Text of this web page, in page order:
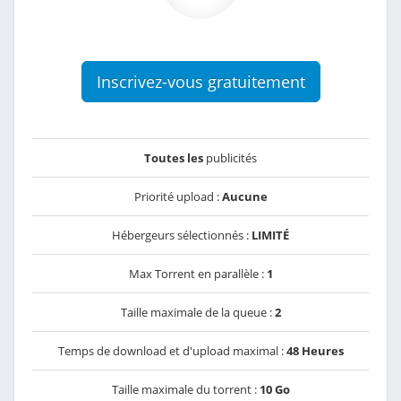
Inscrivez-vous gratuitement
Toutes les publicités
Priorité upload :Aucune
Hébergeurs sélectionnés : LIMITÉ
Max Torrent en parallèle : 1
Taille maximale de la queue :2
Temps de download et d'upload maximal :48 Heures
Taille maximale du torrent : 10 Go